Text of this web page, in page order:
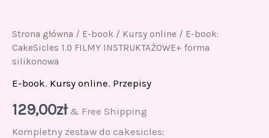
Strona główna / E-book / Kursy online / E-book:
CakeSicles 1.0 FILMY INSTRUKTAŻOWE+ forma
silikonowa
E-book, Kursy online, Przepisy
129,00zł & Free Shipping
Kompletny zestaw do cakesicles: